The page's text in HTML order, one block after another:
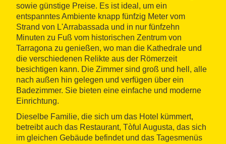
sowie günstige Preise. Es ist ideal, um ein
entspanntes Ambiente knapp fünfzig Meter vom
Strand von L'Arrabassada und in nur fünfzehn
Minuten zu Fuß vom historischen Zentrum von
Tarragona zu genießen, wo man die Kathedrale und
die verschiedenen Relikte aus der Römerzeit
besichtigen kann. Die Zimmer sind groß und hell, alle
nach außen hin gelegen und verfügen über ein
Badezimmer. Sie bieten eine einfache und moderne
Einrichtung.
Dieselbe Familie, die sich um das Hotel kümmert,
betreibt auch das Restaurant, Tòful Augusta, das sich
im gleichen Gebäude befindet und das Tagesmenüs